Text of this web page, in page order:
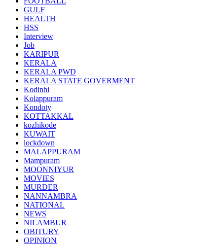
GULF
HEALTH
HSS
Interview
Job
KARIPUR
KERALA
KERALA PWD
KERALA STATE GOVERMENT
Kodinhi
Kolappuram
Kondoty
KOTTAKKAL
kozhikode
KUWAIT
lockdown
MALAPPURAM
Mampuram
MOONNIYUR
MOVIES
MURDER
NANNAMBRA
NATIONAL
NEWS
NILAMBUR
OBITURY
OPINION